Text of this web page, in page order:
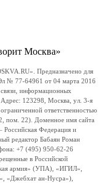
Москва»
Предназначено для
№ 77-64961 от 04 марта 2016
информационных
123298, Москва, ул. 3-я
ответственностью
пом. 22). Доменное имя сайта
Российская Федерация и
редактор Бабаян Роман
+7 (495) 950-62-26
в Российской
армия» (УПА), «ИГИЛ»,
«Джебхат ан-Нусра»),